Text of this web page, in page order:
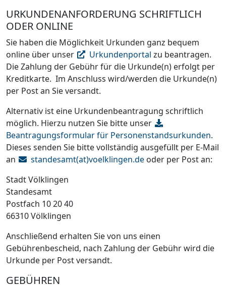
URKUNDENANFORDERUNG SCHRIFTLICH
ODER ONLINE
Sie haben die Möglichkeit Urkunden ganz bequem
online über unser
Urkundenportal zu beantragen.
Die Zahlung der Gebühr für die Urkunde(n) erfolgt per
Kreditkarte. Im Anschluss wird/werden die Urkunde(n)
per Post an Sie versandt.
Alternativ ist eine Urkundenbeantragung schriftlich
möglich. Hierzu nutzen Sie bitte unser
Beantragungsformular für Personenstandsurkunden.
Dieses senden Sie bitte vollständig ausgefüllt per E-Mail
an
standesamt(at)voelklingen.deoder per Post an:
Stadt Völklingen
Standesamt
Postfach 10 20 40
66310 Völklingen
Anschließend erhalten Sie von uns einen
Gebührenbescheid, nach Zahlung der Gebühr wird die
Urkunde per Post versandt.
GEBÜHREN